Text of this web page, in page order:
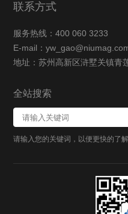
联系方式
服务热线：400 060 3233
E-mail：
地址：苏州高新区浒墅关镇青
全站搜索
请输入您的关键词，以便更快的了